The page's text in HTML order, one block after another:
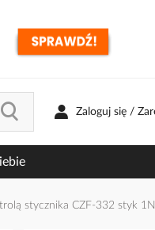
Zaloguj się /
stycznika CZF-332 styk